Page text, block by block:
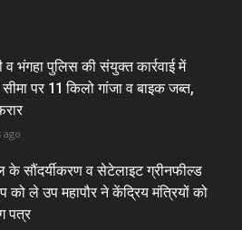
व भंगहा पुलिस की संयुक्त कार्रवाई में
पर 11 किलो गांजा व बाइक जब्त,
ago
के सौंदर्यीकरण व सेटेलाइट ग्रीनफील्ड
को ले उप महापौर ने केंद्रिय मंत्रियों को
पत्र